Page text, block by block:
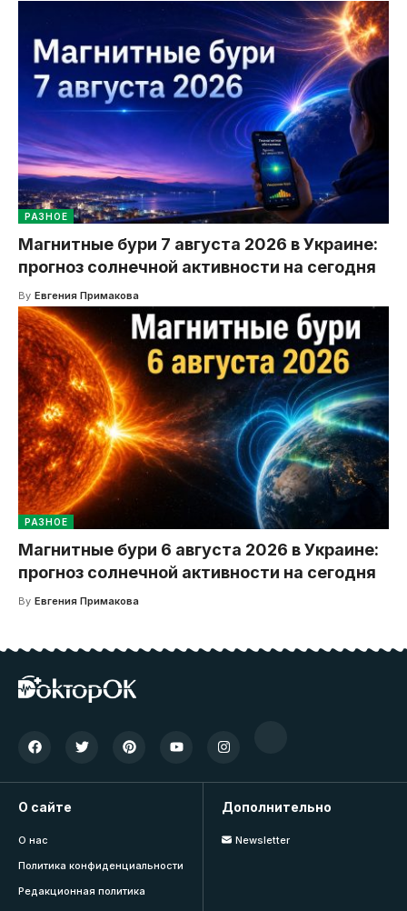
РАЗНОЕ
Магнитные бури 7 августа 2026 в Украине:
прогноз солнечной активности на сегодня
By Евгения Примакова
РАЗНОЕ
Магнитные бури 6 августа 2026 в Украине:
прогноз солнечной активности на сегодня
By Евгения Примакова
О сайте
О нас
Политика конфиденциальности
Редакционная политика
Дополнительно
Newsletter